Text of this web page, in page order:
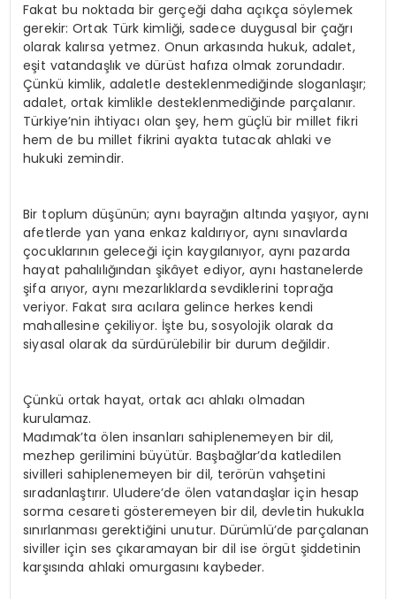
Fakat bu noktada bir gerçeği daha açıkça söylemek
gerekir: Ortak Türk kimliği, sadece duygusal bir çağrı
olarak kalırsa yetmez. Onun arkasında hukuk, adalet,
eşit vatandaşlık ve dürüst hafıza olmak zorundadır.
Çünkü kimlik, adaletle desteklenmediğinde sloganlaşır;
adalet, ortak kimlikle desteklenmediğinde parçalanır.
Türkiye’nin ihtiyacı olan şey, hem güçlü bir millet fikri
hem de bu millet fikrini ayakta tutacak ahlaki ve
hukuki zemindir.
Bir toplum düşünün; aynı bayrağın altında yaşıyor, aynı
afetlerde yan yana enkaz kaldırıyor, aynı sınavlarda
çocuklarının geleceği için kaygılanıyor, aynı pazarda
hayat pahalılığından şikâyet ediyor, aynı hastanelerde
şifa arıyor, aynı mezarlıklarda sevdiklerini toprağa
veriyor. Fakat sıra acılara gelince herkes kendi
mahallesine çekiliyor. İşte bu, sosyolojik olarak da
siyasal olarak da sürdürülebilir bir durum değildir.
Çünkü ortak hayat, ortak acı ahlakı olmadan
kurulamaz.
Madımak’ta ölen insanları sahiplenemeyen bir dil,
mezhep gerilimini büyütür. Başbağlar’da katledilen
sivilleri sahiplenemeyen bir dil, terörün vahşetini
sıradanlaştırır. Uludere’de ölen vatandaşlar için hesap
sorma cesareti gösteremeyen bir dil, devletin hukukla
sınırlanması gerektiğini unutur. Dürümlü’de parçalanan
siviller için ses çıkaramayan bir dil ise örgüt şiddetinin
karşısında ahlaki omurgasını kaybeder.